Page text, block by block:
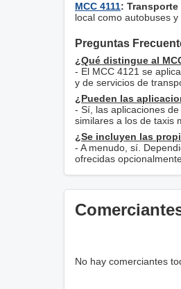
MCC 4111:
local como autobuses
Preguntas
¿Qué distingue al
- El MCC 4121 se
y de servicios de
¿Pueden las
- Sí, las aplicaciones
similares a los de taxis
¿Se incluyen las
- A menudo, sí.
ofrecidas
No hay comerciantes